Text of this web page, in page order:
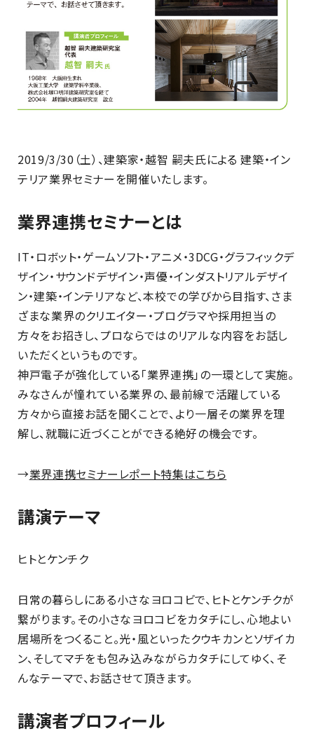
神戸電子をもっと知る
資料請求は
こちら
2019/3/30（土）、建築家・越智 嗣夫氏による 建築・イン
テリア業界セミナーを開催いたします。
業界連携セミナーとは
IT・ロボット・ゲームソフト・アニメ・3DCG・グラフィックデ
ザイン・サウンドデザイン・声優・インダストリアルデザイ
ン・建築・インテリアなど、本校での学びから目指す、さま
ざまな業界のクリエイター・プログラマや採用担当の
方々をお招きし、プロならではのリアルな内容をお話し
いただくというものです。
神戸電子が強化している「業界連携」の一環として実施。
みなさんが憧れている業界の、最前線で活躍している
方々から直接お話を聞くことで、より一層その業界を理
解し、就職に近づくことができる絶好の機会です。
→業界連携セミナーレポート特集はこちら
講演テーマ
ヒトとケンチク
日常の暮らしにある小さなヨロコビで、ヒトとケンチクが
繋がります。その小さなヨロコビをカタチにし、心地よい
居場所をつくること。光・風といったクウキカンとソザイカ
ン、そしてマチをも包み込みながらカタチにしてゆく、そ
んなテーマで、お話させて頂きます。
講演者プロフィール